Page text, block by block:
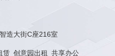
造大街C座216室
赁 创意园出租 共享办公